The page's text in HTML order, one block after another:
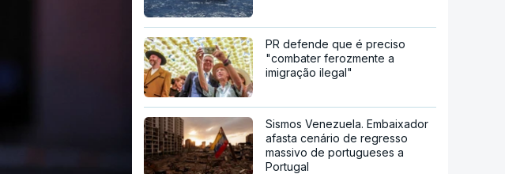
PR defende que é preciso
"combater ferozmente a
imigração ilegal"
Sismos Venezuela. Embaixador
afasta cenário de regresso
massivo de portugueses a
Portugal